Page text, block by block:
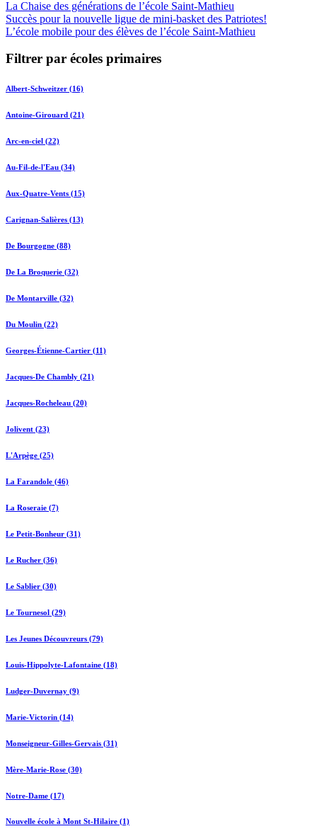
La Chaise des générations de l’école Saint-Mathieu
Succès pour la nouvelle ligue de mini-basket des Patriotes!
L’école mobile pour des élèves de l’école Saint-Mathieu
Filtrer par écoles primaires
Albert-Schweitzer (16)
Antoine-Girouard (21)
Arc-en-ciel (22)
Au-Fil-de-l'Eau (34)
Aux-Quatre-Vents (15)
Carignan-Salières (13)
De Bourgogne (88)
De La Broquerie (32)
De Montarville (32)
Du Moulin (22)
Georges-Étienne-Cartier (11)
Jacques-De Chambly (21)
Jacques-Rocheleau (20)
Jolivent (23)
L'Arpège (25)
La Farandole (46)
La Roseraie (7)
Le Petit-Bonheur (31)
Le Rucher (36)
Le Sablier (30)
Le Tournesol (29)
Les Jeunes Découvreurs (79)
Louis-Hippolyte-Lafontaine (18)
Ludger-Duvernay (9)
Marie-Victorin (14)
Monseigneur-Gilles-Gervais (31)
Mère-Marie-Rose (30)
Notre-Dame (17)
Nouvelle école à Mont St-Hilaire (1)